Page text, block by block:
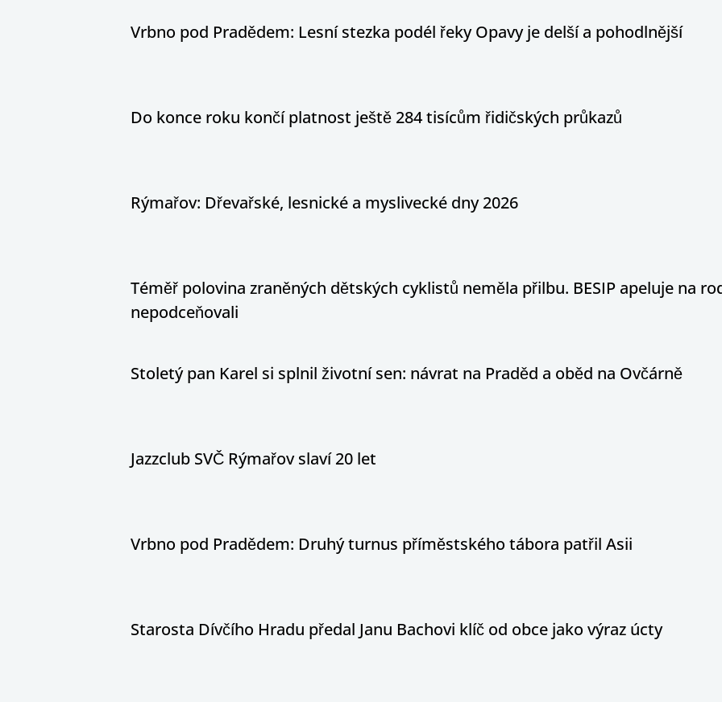
Vrbno pod Pradědem: Lesní stezka podél řeky Opavy je delší a pohodlnější
Do konce roku končí platnost ještě 284 tisícům řidičských průkazů
Rýmařov: Dřevařské, lesnické a myslivecké dny 2026
Téměř polovina zraněných dětských cyklistů neměla přilbu. BESIP apeluje na
nepodceňovali
Stoletý pan Karel si splnil životní sen: návrat na Praděd a oběd na Ovčárně
Jazzclub SVČ Rýmařov slaví 20 let
Vrbno pod Pradědem: Druhý turnus příměstského tábora patřil Asii
Starosta Dívčího Hradu předal Janu Bachovi klíč od obce jako výraz úcty